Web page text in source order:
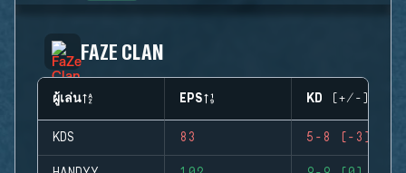
FAZE CLAN
ผู้เล่น EPS KD (+/-)
KDS 83 5-8 (-3)